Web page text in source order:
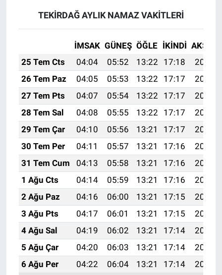
TEKİRDAĞ AYLIK NAMAZ VAKITLERI
İMSAK GÜNEŞ ÖĞLE İKINDI AKŞAM
25 Tem Cts
04:04 05:52 13:22 17:18
20:41
26 Tem Paz
04:05 05:53 13:22 17:17
20:40
27 Tem Pts
04:07 05:54 13:22 17:17
20:39
28 Tem Sal
04:08 05:55 13:22 17:17
20:38
29 Tem Çar
04:10 05:56 13:21 17:17
20:37
30 Tem Per
04:11 05:57 13:21 17:16
20:36
31 Tem Cum
04:13 05:58 13:21 17:16
20:35
1 Ağu Cts
04:14 05:59 13:21 17:16
20:34
2 Ağu Paz
04:16 06:00 13:21 17:15
20:33
3 Ağu Pts
04:17 06:01 13:21 17:15
20:32
4 Ağu Sal
04:19 06:02 13:21 17:14
20:31
5 Ağu Çar
04:20 06:03 13:21 17:14
20:30
6 Ağu Per
04:22 06:04 13:21 17:14
20:28